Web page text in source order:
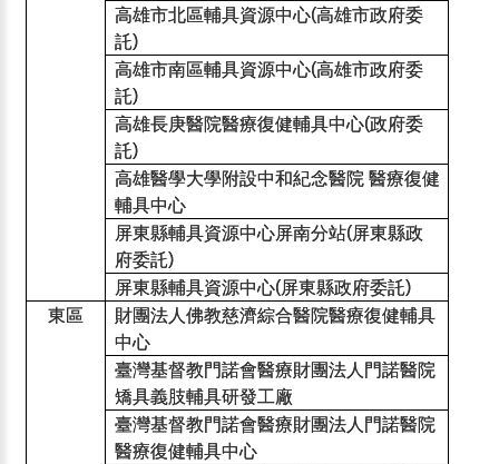
高雄市北區輔具資源中心(高雄市政府委
託)
高雄市南區輔具資源中心(高雄市政府委
託)
高雄長庚醫院醫療復健輔具中心(政府委
託)
高雄醫學大學附設中和紀念醫院醫療復健
輔具中心
屏東縣輔具資源中心屏南分站(屏東縣政
府委託)
屏東縣輔具資源中心(屏東縣政府委託)
東區
財團法人佛教慈濟綜合醫院醫療復健輔具
中心
臺灣基督教門諾會醫療財團法人門諾醫院
矯具義肢輔具研發工廠
臺灣基督教門諾會醫療財團法人門諾醫院
醫療復健輔具中心